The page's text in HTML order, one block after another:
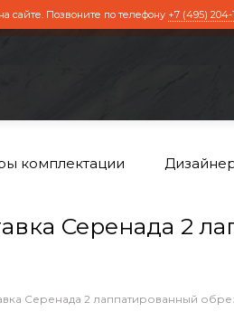
сайте. Позвоните по телефону +7 (495) 204-
комплектации
Серенада 2
Серенада 2 лаппатированный